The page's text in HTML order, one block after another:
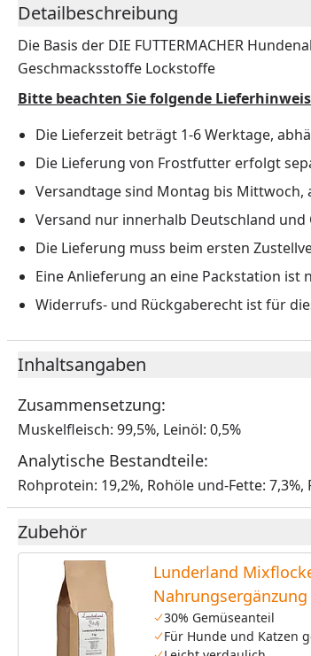
Detailbeschreibung
Die Basis der DIE FUTTERMACHER
Geschmacksstoffe Lockstoffe
Bitte beachten Sie folgende
Die Lieferzeit beträgt 1-6 Werktage,
Die Lieferung von Frostfutter erfolgt
Versandtage sind Montag bis Mittwoch,
Versand nur innerhalb Deutschland und
Die Lieferung muss beim ersten
Eine Anlieferung an eine Packstation ist
Widerrufs- und Rückgaberecht ist für
Inhaltsangaben
Zusammensetzung:
Muskelfleisch: 99,5%, Leinöl: 0,5%
Analytische Bestandteile:
Rohprotein: 19,2%, Rohöle und-Fette:
Zubehör
Lunderland
Nahrungsergänzung
30% Gemüseanteil
Für Hunde und Katzen